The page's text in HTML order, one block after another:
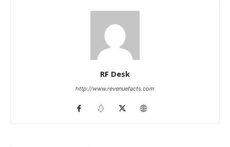
RF Desk
http://www.revenuefacts.com